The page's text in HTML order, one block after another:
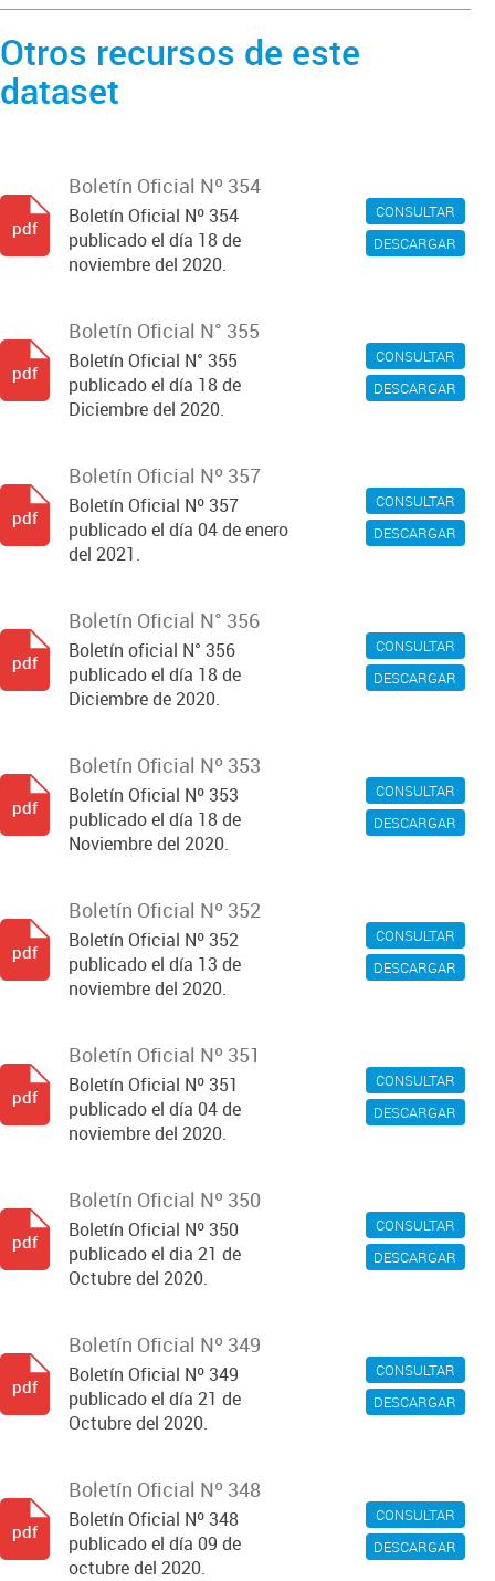
Otros recursos de este
dataset
CONSULTAR
DESCARGAR
Boletín Oficial Nº 354
Boletín Oficial Nº 354
publicado el día 18 de
noviembre del 2020.
pdf
CONSULTAR
DESCARGAR
Boletín Oficial N° 355
Boletín Oficial N° 355
publicado el día 18 de
Diciembre del 2020.
pdf
CONSULTAR
DESCARGAR
Boletín Oficial Nº 357
Boletín Oficial Nº 357
publicado el día 04 de enero
del 2021.
pdf
CONSULTAR
DESCARGAR
Boletín Oficial N° 356
Boletín oficial N° 356
publicado el día 18 de
Diciembre de 2020.
pdf
CONSULTAR
DESCARGAR
Boletín Oficial Nº 353
Boletín Oficial Nº 353
publicado el día 18 de
Noviembre del 2020.
pdf
CONSULTAR
DESCARGAR
Boletín Oficial Nº 352
Boletín Oficial Nº 352
publicado el día 13 de
noviembre del 2020.
pdf
CONSULTAR
DESCARGAR
Boletín Oficial Nº 351
Boletín Oficial Nº 351
publicado el día 04 de
noviembre del 2020.
pdf
CONSULTAR
DESCARGAR
Boletín Oficial Nº 350
Boletín Oficial Nº 350
publicado el dia 21 de
Octubre del 2020.
pdf
CONSULTAR
DESCARGAR
Boletín Oficial Nº 349
Boletín Oficial Nº 349
publicado el día 21 de
Octubre del 2020.
pdf
CONSULTAR
DESCARGAR
Boletín Oficial Nº 348
Boletín Oficial Nº 348
publicado el día 09 de
octubre del 2020.
pdf